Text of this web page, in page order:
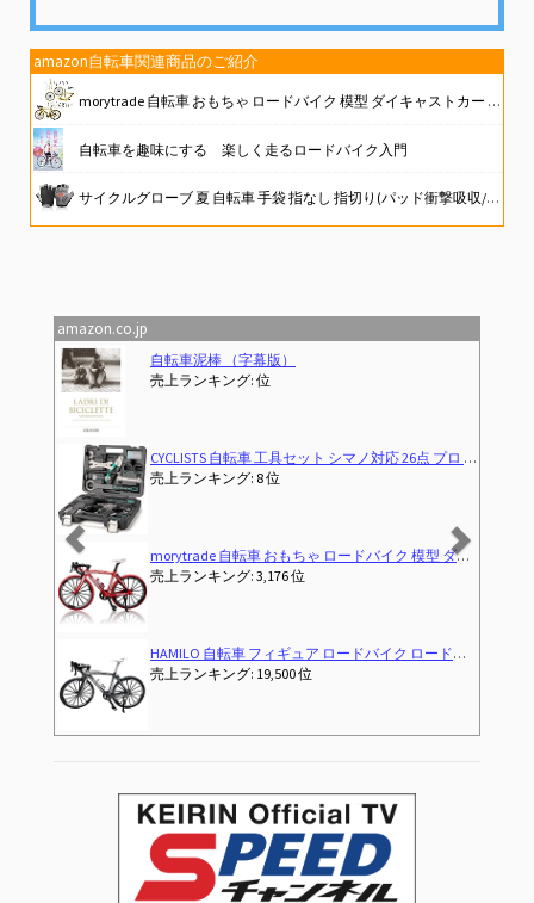
amazon自転車関連商品のご紹介
morytrade 自転車 おもちゃ ロードバイク 模型 ダイキャストカー ロードレーサー 組み立て式 (イエロー)
自転車を趣味にする 楽しく走るロードバイク入門
サイクルグローブ 夏 自転車 手袋 指なし 指切り(パッド衝撃吸収/メッシュ通気性/3D立体/耐磨耗性/滑り止め) サイクリンググローブ ロードバイク 伸縮性 メンズ レディース 男女兼用 (ブラック, L)
amazon.co.jp
ど用 トルクレンチ パンク修理キット ツールボックス付き（CT-K02）
トカー ロードレーサー 6+ (レッド)
Sportneer 自転車 鍵 U字ロック ケーブル付き 縦200×横160mm 電動自動車バッテリーロック 電動アシスト自転車 ママチャリ ロードバイク 駐輪場 通勤用 地球ロック 頑丈
売上ランキング: 6 位
Why Do We Bike?
売上ランキング: 1,814 位
PANTHER (パンサー) 自転車模型 おもちゃ 合金1:8スケール ロードバイク MTBマウンテンバイク 卓上置物 大きいサ
売上ランキング: 28 位
21Technology 自転車 ロードバイク 700c ジェットブラック 700×28c シマノ14段変速ギヤ ドロップハンドル 補助ブレーキ搭載 前後キャリ
売上ランキング: 1 位
Previous Next